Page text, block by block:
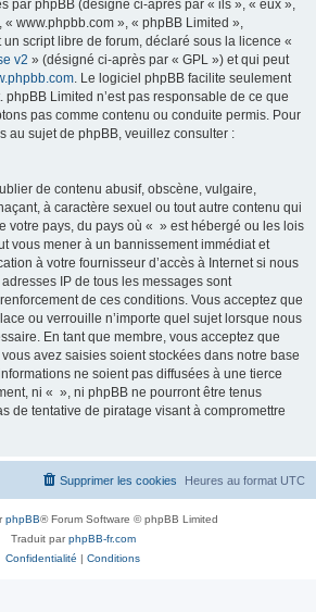
par phpBB (désigné ci-après par « ils », « eux »,
www.phpbb.com », « phpBB Limited »,
script libre de forum, déclaré sous la licence «
v2 » (désigné ci-après par « GPL ») et qui peut
. Le logiciel phpBB facilite seulement
phpBB Limited n’est pas responsable de ce que
pas comme contenu ou conduite permis. Pour
au sujet de phpBB, veuillez consulter :
de contenu abusif, obscène, vulgaire,
à caractère sexuel ou tout autre contenu qui
votre pays, du pays où « » est hébergé ou les lois
vous mener à un bannissement immédiat et
à votre fournisseur d’accès à Internet si nous
IP de tous les messages sont
de ces conditions. Vous acceptez que
ou verrouille n’importe quel sujet lorsque nous
En tant que membre, vous acceptez que
avez saisies soient stockées dans notre base
ne soient pas diffusées à une tierce
ni « », ni phpBB ne pourront être tenus
de tentative de piratage visant à compromettre
Heures au format UTC
Supprimer les cookies
phpBB® Forum Software © phpBB Limited
Traduit parphpBB-fr.com
Confidentialité | Conditions